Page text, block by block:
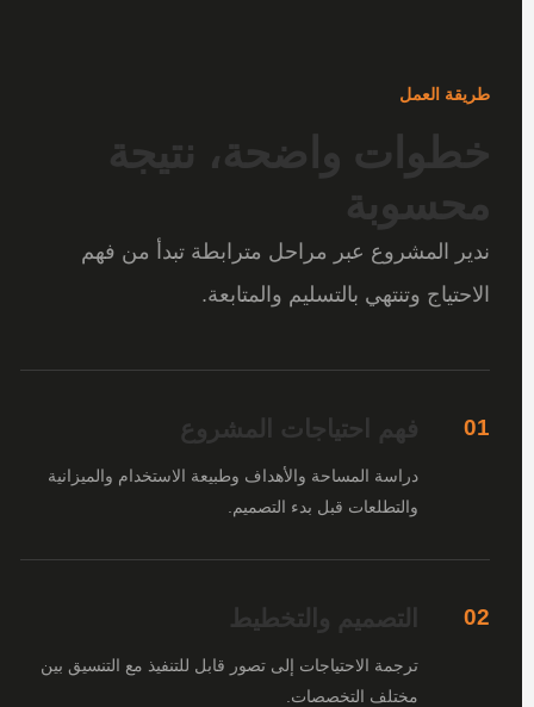
طريقة العمل
خطوات واضحة، نتيجة
محسوبة
ندير المشروع عبر مراحل مترابطة تبدأ من فهم
الاحتياج وتنتهي بالتسليم والمتابعة.
01 فهم احتياجات المشروع
دراسة المساحة والأهداف وطبيعة الاستخدام والميزانية
والتطلعات قبل بدء التصميم.
02 التصميم والتخطيط
ترجمة الاحتياجات إلى تصور قابل للتنفيذ مع التنسيق بين
مختلف التخصصات.